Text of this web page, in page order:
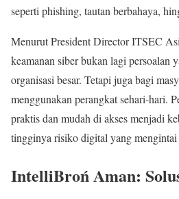
seperti phishing, tautan berbahaya,
Menurut President Director ITSEC
keamanan siber bukan lagi persoalan
organisasi besar. Tetapi juga bagi
menggunakan perangkat sehari-hari.
praktis dan mudah di akses menjadi
tingginya risiko digital yang mengintai
IntelliBroń Aman: